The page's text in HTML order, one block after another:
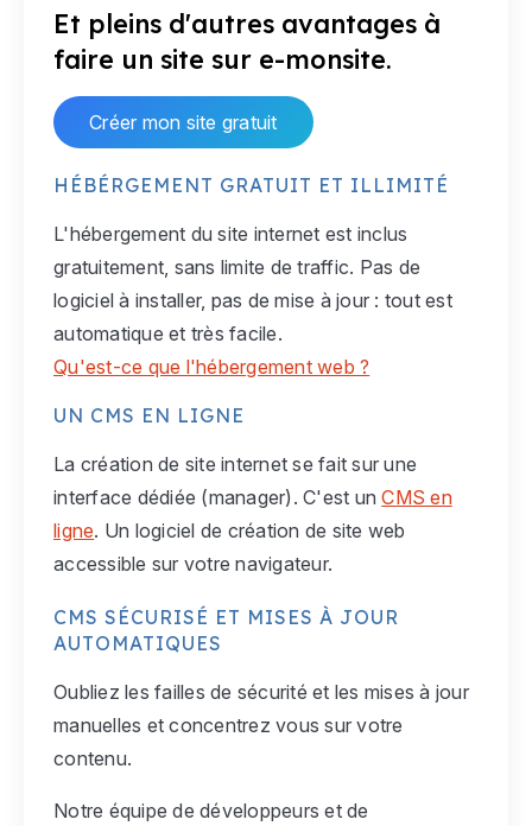
Et pleins d'autres avantages à
faire un site sur e-monsite.
Créer mon site gratuit
HÉBÉRGEMENT GRATUIT ET ILLIMITÉ
L'hébergement du site internet est inclus
gratuitement, sans limite de traffic. Pas de
logiciel à installer, pas de mise à jour : tout est
automatique et très facile.
Qu'est-ce que l'hébergement web ?
UN CMS EN LIGNE
La création de site internet se fait sur une
interface dédiée (manager). C'est unCMS en
ligne. Un logiciel de création de site web
accessible sur votre navigateur.
CMS SÉCURISÉ ET MISES À JOUR
AUTOMATIQUES
Oubliez les failles de sécurité et les mises à jour
manuelles et concentrez vous sur votre
contenu.
Notre équipe de développeurs et de